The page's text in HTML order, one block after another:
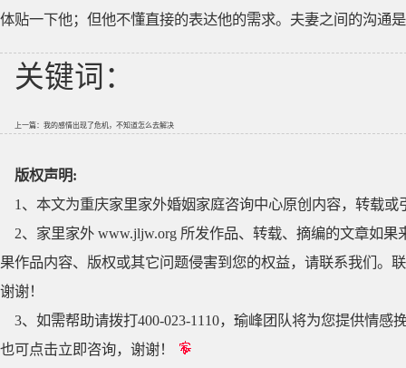
体贴一下他；但他不懂直接的表达他的需求。夫妻之间的沟通
关键词：
上一篇： 我的感情出现了危机，不知道怎么去解决
版权声明:
1、本文为重庆家里家外婚姻家庭咨询中心原创内容，转载
2、家里家外 www.jljw.org 所发作品、转载、摘编的文章如
果作品内容、版权或其它问题侵害到您的权益，请联系我们。
谢谢！
3、如需帮助请拨打400-023-1110，瑜峰团队将为您提供情
也可点击立即咨询，谢谢！